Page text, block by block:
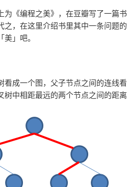
为《编程之美》，在豆瓣写了一篇
之，在这里介绍书里其中一条问题
」吧。
看成一个图，父子节点之间的连线
中相距最远的两个节点之间的距离